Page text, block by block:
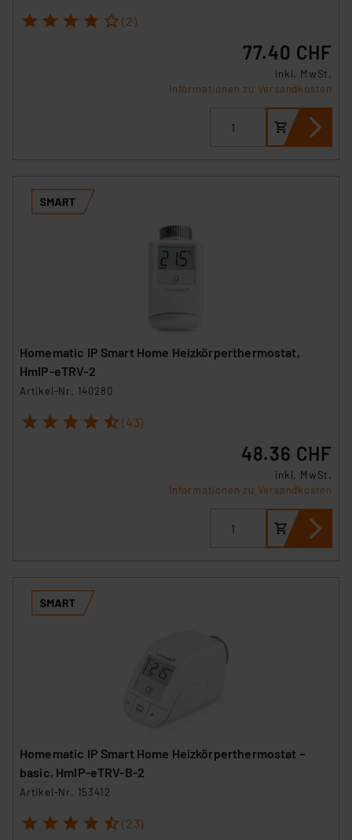
1 2 3 4 5 (2)
77.40 CHF
inkl. MwSt.
Informationen zu Versandkosten
Homematic IP Smart Home Heizkörperthermostat,
HmIP-eTRV-2
Artikel-Nr. 140280
1 2 3 4 5 (43)
48.36 CHF
inkl. MwSt.
Informationen zu Versandkosten
Homematic IP Smart Home Heizkörperthermostat –
basic, HmIP-eTRV-B-2
Artikel-Nr. 153412
1 2 3 4 5 (23)